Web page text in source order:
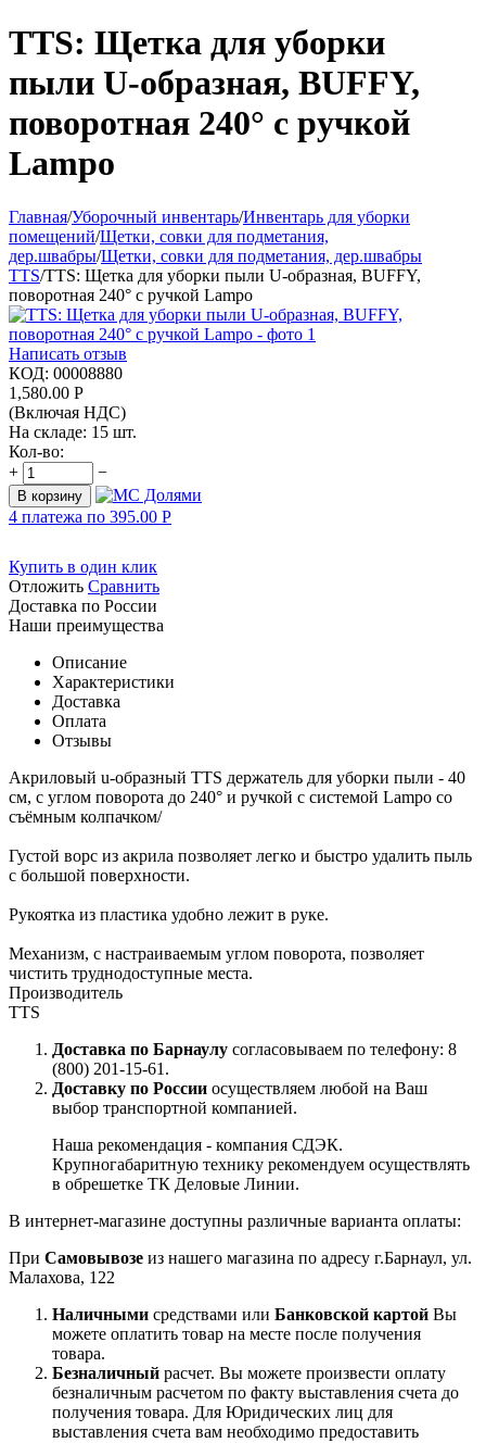
TTS: Щетка для уборки
пыли U-образная, BUFFY,
поворотная 240° с ручкой
Lampo
Главная/Уборочный инвентарь/Инвентарь для уборки
помещений/Щетки, совки для подметания,
дер.швабры/Щетки, совки для подметания, дер.швабры
TTS/TTS: Щетка для уборки пыли U-образная, BUFFY,
поворотная 240° с ручкой Lampo
Написать отзыв
КОД: 00008880
1,580.00 Р
(Включая НДС)
На складе: 15 шт.
Кол-во:
+
−
В корзину
4 платежа по 395.00 Р
Купить в один клик
Отложить Сравнить
Доставка по России
Наши преимущества
Описание
Характеристики
Доставка
Оплата
Отзывы
Акриловый u-образный TTS держатель для уборки пыли - 40
см, с углом поворота до 240° и ручкой с системой Lampo со
съёмным колпачком/
Густой ворс из акрила позволяет легко и быстро удалить пыль
с большой поверхности.
Рукоятка из пластика удобно лежит в руке.
Механизм, с настраиваемым углом поворота, позволяет
чистить труднодоступные места.
Производитель
TTS
Доставка по Барнаулу согласовываем по телефону: 8
(800) 201-15-61.
Доставку по России осуществляем любой на Ваш
выбор транспортной компанией.
Наша рекомендация - компания СДЭК.
Крупногабаритную технику рекомендуем осуществлять
в обрешетке ТК Деловые Линии.
В интернет-магазине доступны различные варианта оплаты:
При Самовывозе из нашего магазина по адресу г.Барнаул, ул.
Малахова, 122
Наличными средствами или Банковской картой Вы
можете оплатить товар на месте после получения
товара.
Безналичный расчет. Вы можете произвести оплату
безналичным расчетом по факту выставления счета до
получения товара. Для Юридических лиц для
выставления счета вам необходимо предоставить